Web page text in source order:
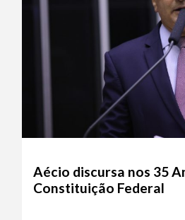
Aécio discursa nos 35
Constituição Federal